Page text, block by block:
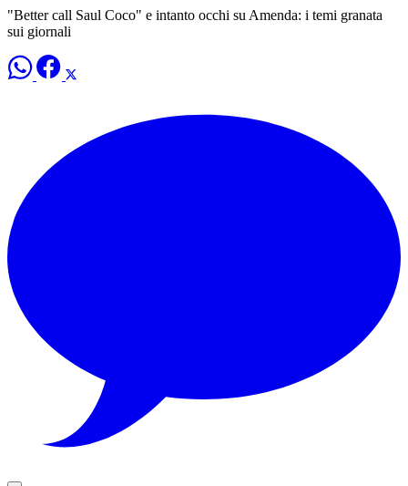
"Better call Saul Coco" e intanto occhi su Amenda: i temi granata
sui giornali